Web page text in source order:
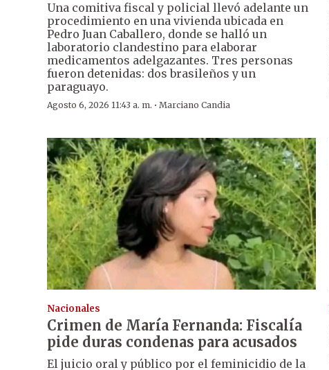
Una comitiva fiscal y policial llevó adelante un
procedimiento en una vivienda ubicada en
Pedro Juan Caballero, donde se halló un
laboratorio clandestino para elaborar
medicamentos adelgazantes. Tres personas
fueron detenidas: dos brasileños y un
paraguayo.
Agosto 6, 2026 11:43 a. m. · Marciano Candia
Nacionales
Crimen de María Fernanda: Fiscalía
pide duras condenas para acusados
El juicio oral y público por el feminicidio de la